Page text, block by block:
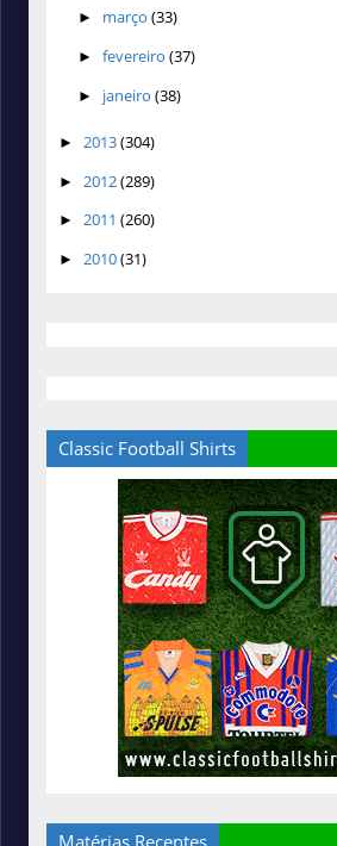
► março (33)
► fevereiro (37)
► janeiro (38)
► 2013(304)
► 2012(289)
► 2011 (260)
► 2010(31)
Classic Football Shirts
Matérias Recentes